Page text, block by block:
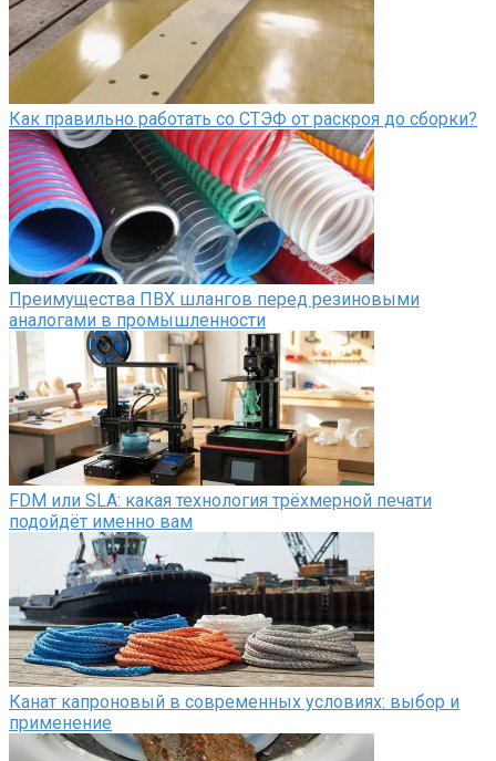
Как правильно работать со СТЭФ от раскроя до сборки?
Преимущества ПВХ шлангов перед резиновыми
аналогами в промышленности
FDM или SLA: какая технология трёхмерной печати
подойдёт именно вам
Канат капроновый в современных условиях: выбор и
применение